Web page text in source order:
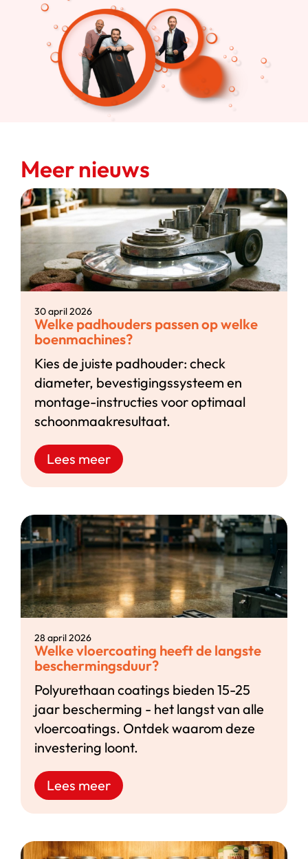
Meer nieuws
30 april 2026
Welke padhouders passen op welke
boenmachines?
Kies de juiste padhouder: check
diameter, bevestigingssysteem en
montage-instructies voor optimaal
schoonmaakresultaat.
Lees meer
28 april 2026
Welke vloercoating heeft de langste
beschermingsduur?
Polyurethaan coatings bieden 15-25
jaar bescherming - het langst van alle
vloercoatings. Ontdek waarom deze
investering loont.
Lees meer